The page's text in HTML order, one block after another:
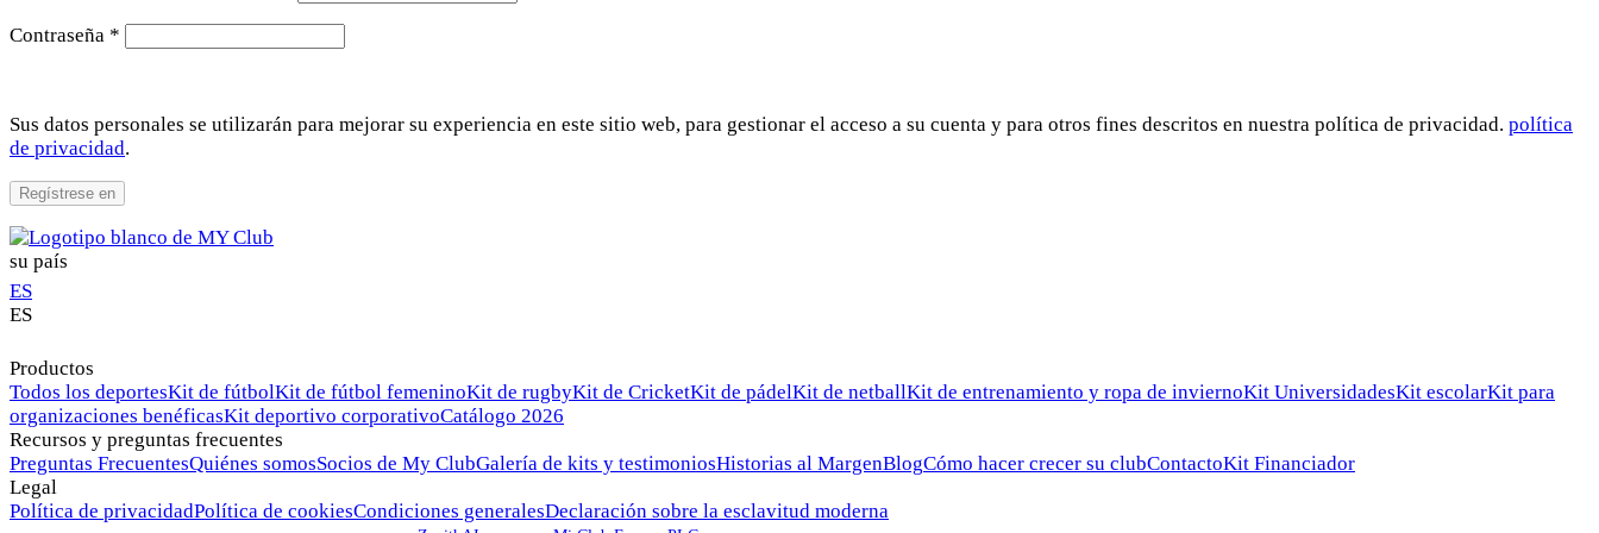
Contraseña *
Sus datos personales se utilizarán para mejorar su experiencia en este sitio web, para gestionar el acceso a su cuenta y para otros fines descritos en nuestra política de privacidad. política
de privacidad.
Regístrese en
su país
ES
ES
Productos
Todos los deportesKit de fútbolKit de fútbol femeninoKit de rugbyKit de CricketKit de pádelKit de netballKit de entrenamiento y ropa de inviernoKit UniversidadesKit escolarKit para
organizaciones benéficasKit deportivo corporativoCatálogo 2026
Recursos y preguntas frecuentes
Preguntas FrecuentesQuiénes somosSocios de My ClubGalería de kits y testimoniosHistorias al MargenBlogCómo hacer crecer su clubContactoKit Financiador
Legal
Política de privacidadPolítica de cookiesCondiciones generalesDeclaración sobre la esclavitud moderna